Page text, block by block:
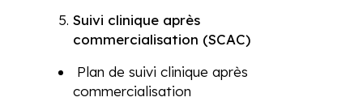
Suivi clinique après
commercialisation (SCAC)
Plan de suivi clinique après
commercialisation